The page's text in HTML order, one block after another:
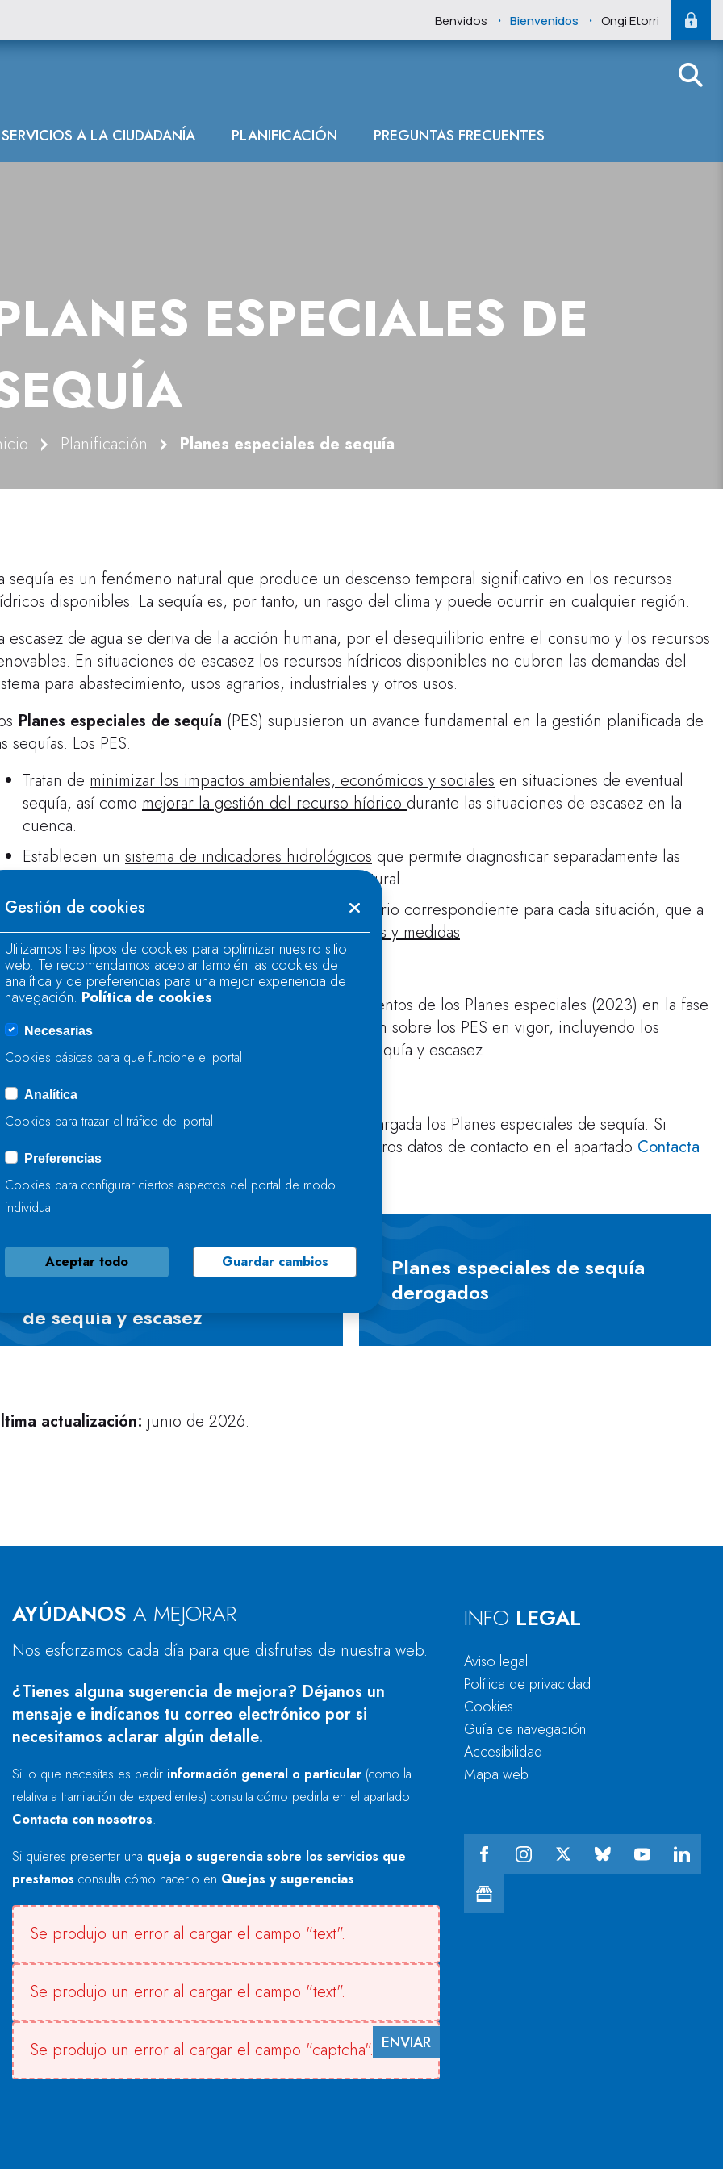
Benvidos . Bienvenidos . Ongi Etorri
SERVICIOS A LA CIUDADANÍA PLANIFICACIÓN PREGUNTAS FRECUENTES
de sequía
ESPECIALES DE
Planificación Planes especiales de sequía
sequía es un fenómeno natural que produce un descenso temporal significativo en los recursos
disponibles. La sequía es, por tanto, un rasgo del clima y puede ocurrir en cualquier región.
escasez de agua se deriva de la acción humana, por el desequilibrio entre el consumo y los recursos
En situaciones de escasez los recursos hídricos disponibles no cubren las demandas del
para abastecimiento, usos agrarios, industriales y otros usos.
Planes especiales de sequía (PES) supusieron un avance fundamental en la gestión planificada de
sequías. Los PES:
Tratan de minimizar los impactos ambientales, económicos y sociales en situaciones de eventual
sequía, así como mejorar la gestión del recurso hídricodurante las situaciones de escasez en la
cuenca.
Establecen un sistema de indicadores hidrológicos que permite diagnosticar separadamente las
situaciones de sequía prolongada y escasez coyuntural.
El doble sistema de indicadores identifica el escenario correspondiente para cada situación, que a
su vez permite activar las correspondientesacciones y medidas
En los siguientes apartados puedes consultar los documentos de los Planes especiales (2023) en la fase
de tramitación que corresponda, así como, la información sobre los PES en vigor, incluyendo los
informes mensuales de seguimiento de los estados de sequía y escasez
LaOficina de Planificación Hidrológica
es la unidad encargada los Planes especiales de sequía. Si
necesitas más información consulta cómo pedirla y nuestros datos de contacto en el apartado Contacta
con nosotros.
Planes especiales de sequía
vigentes. Informes mensuales
de sequía y escasez
Planes especiales de sequía
derogados
actualización: junio de 2026.
AYÚDANOS A MEJORAR
Nos esforzamos cada día para que disfrutes de nuestra web.
¿Tienes alguna sugerencia de mejora? Déjanos un
mensaje e indícanos tu correo electrónico por si
necesitamos aclarar algún detalle.
Si lo que necesitas es pedir información general o particular (como la
relativa a tramitación de expedientes) consulta cómo pedirla en el apartado
Contacta con nosotros.
Si quieres presentar una queja o sugerencia sobre los servicios que
prestamos consulta cómo hacerlo en Quejas y sugerencias.
Se produjo un error al cargar el campo "text".
Se produjo un error al cargar el campo "text".
Se produjo un error al cargar el campo "captcha". ENVIAR
INFO LEGAL
Aviso legal
Política de privacidad
Cookies
Guía de navegación
Accesibilidad
Mapa web
Gestión de cookies
Utilizamos tres tipos de cookies para optimizar nuestro sitio
web. Te recomendamos aceptar también las cookies de
analítica y de preferencias para una mejor experiencia de
navegación. Política de cookies
Necesarias
Cookies básicas para que funcione el portal
Analítica
Cookies para trazar el tráfico del portal
Preferencias
Cookies para configurar ciertos aspectos del portal de modo
individual
Aceptar todo Guardar cambios